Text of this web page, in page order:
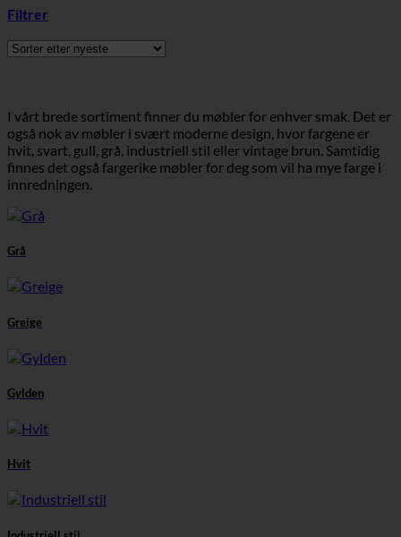
Filtrer
I vårt brede sortiment finner du møbler for enhver smak. Det er
også nok av møbler i svært moderne design, hvor fargene er
hvit, svart, gull, grå, industriell stil eller vintage brun. Samtidig
finnes det også fargerike møbler for deg som vil ha mye farge i
innredningen.
Grå
Greige
Gylden
Hvit